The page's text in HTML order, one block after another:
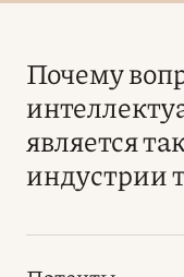
Почему
является
индустрии